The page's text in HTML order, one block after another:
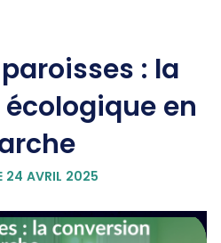
: la
en
24 AVRIL 2025